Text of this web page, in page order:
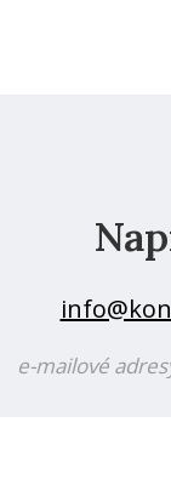
e-mailové